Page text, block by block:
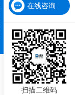
在线咨询
扫描二维码